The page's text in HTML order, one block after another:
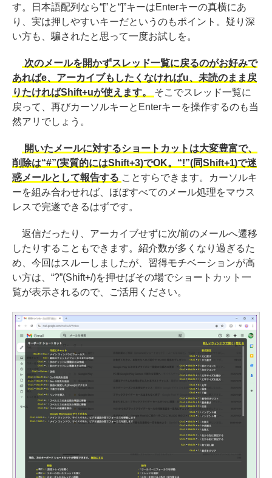
す。日本語配列なら“[”と“]”キーはEnterキーの真横にあ
り、実は押しやすいキーだというのもポイント。疑り深
い方も、騙されたと思って一度お試しを。
次のメールを開かずスレッド一覧に戻るのがお好みで
あればe、アーカイブもしたくなければu、未読のまま戻
りたければShift+uが使えます。 そこでスレッド一覧に
戻って、再びカーソルキーとEnterキーを操作するのも当
然アリでしょう。
開いたメールに対するショートカットは大変豊富で、
削除は“#”(実質的にはShift+3)でOK。“!”(同Shift+1)で迷
惑メールとして報告する ことすらできます。カーソルキ
ーを組み合わせれば、ほぼすべてのメール処理をマウス
レスで完遂できるはずです。
返信だったり、アーカイブせずに次/前のメールへ遷移
したりすることもできます。紹介数が多くなり過ぎるた
め、今回はスルーしましたが、習得モチベーションが高
い方は、“?”(Shift+/)を押せばその場でショートカット一
覧が表示されるので、ご活用ください。